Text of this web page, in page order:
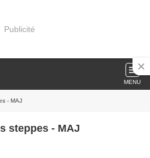
Publicité
MENU
- MAJ
steppes - MAJ